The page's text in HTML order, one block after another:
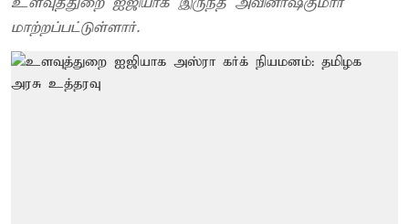
மாற்றப்பட்டுள்ளார்.